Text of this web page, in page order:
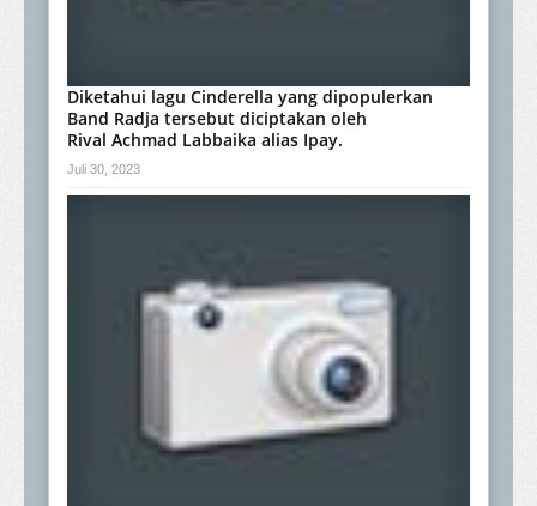
Diketahui lagu Cinderella yang dipopulerkan
Band Radja tersebut diciptakan oleh
Rival Achmad Labbaika alias Ipay.
Juli 30, 2023